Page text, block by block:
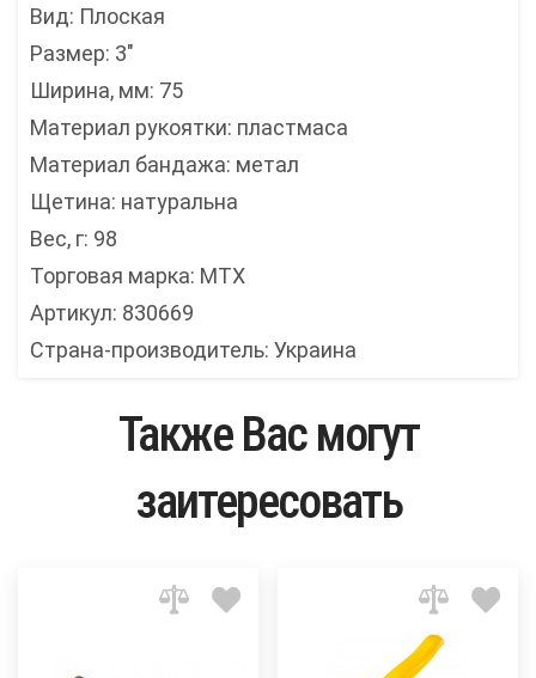
Вид: Плоская
Размер: 3"
Ширина, мм: 75
Материал рукоятки: пластмаса
Материал бандажа: метал
Щетина: натуральна
Вес, г: 98
Торговая марка: MTX
Артикул: 830669
Страна-производитель: Украина
Также Вас могут
заитересовать